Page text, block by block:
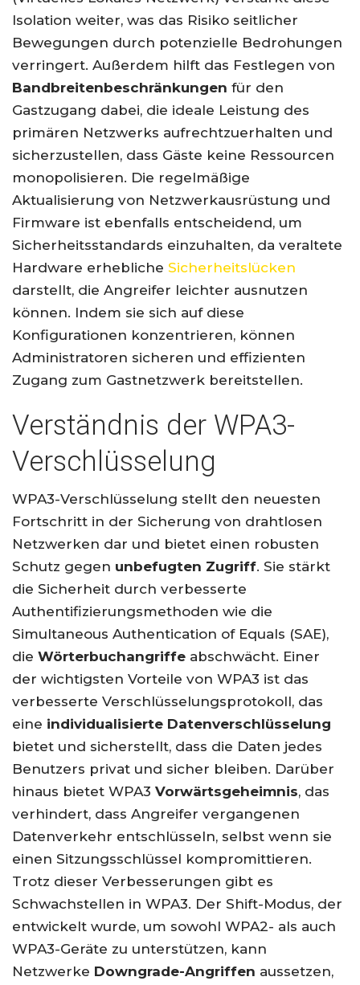
Isolation weiter, was das Risiko seitlicher
Bewegungen durch potenzielle Bedrohungen
verringert. Außerdem hilft das Festlegen von
Bandbreitenbeschränkungen für den
Gastzugang dabei, die ideale Leistung des
primären Netzwerks aufrechtzuerhalten und
sicherzustellen, dass Gäste keine Ressourcen
monopolisieren. Die regelmäßige
Aktualisierung von Netzwerkausrüstung und
Firmware ist ebenfalls entscheidend, um
Sicherheitsstandards einzuhalten, da veraltete
Hardware erhebliche Sicherheitslücken
darstellt, die Angreifer leichter ausnutzen
können. Indem sie sich auf diese
Konfigurationen konzentrieren, können
Administratoren sicheren und effizienten
Zugang zum Gastnetzwerk bereitstellen.
Verständnis der WPA3-
Verschlüsselung
WPA3-Verschlüsselung stellt den neuesten
Fortschritt in der Sicherung von drahtlosen
Netzwerken dar und bietet einen robusten
Schutz gegen unbefugten Zugriff. Sie stärkt
die Sicherheit durch verbesserte
Authentifizierungsmethoden wie die
Simultaneous Authentication of Equals (SAE),
die Wörterbuchangriffe abschwächt. Einer
der wichtigsten Vorteile von WPA3 ist das
verbesserte Verschlüsselungsprotokoll, das
eine individualisierte Datenverschlüsselung
bietet und sicherstellt, dass die Daten jedes
Benutzers privat und sicher bleiben. Darüber
hinaus bietet WPA3 Vorwärtsgeheimnis, das
verhindert, dass Angreifer vergangenen
Datenverkehr entschlüsseln, selbst wenn sie
einen Sitzungsschlüssel kompromittieren.
Trotz dieser Verbesserungen gibt es
Schwachstellen in WPA3. Der Shift-Modus, der
entwickelt wurde, um sowohl WPA2- als auch
WPA3-Geräte zu unterstützen, kann
Netzwerke Downgrade-Angriffen aussetzen,